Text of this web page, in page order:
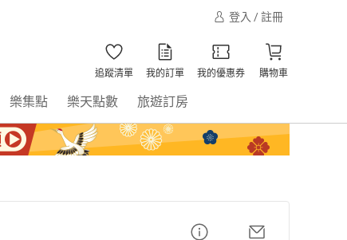
登入 / 註冊
追蹤清單 我的訂單 我的優惠券 購物車
樂集點 樂天點數 旅遊訂房